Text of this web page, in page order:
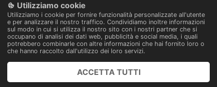
Con tecnologia
PRENOTA
Utilizziamo cookie
Utilizziamo i cookie per fornire funzionalità personalizzate all'utente
e per analizzare il nostro traffico. Condividiamo inoltre informazioni
sul modo in cui si utilizza il nostro sito con i nostri partner che si
occupano di analisi dei dati web, pubblicità e social media, i quali
potrebbero combinarle con altre informazioni che hai fornito loro o
che hanno raccolto dall'utilizzo dei loro servizi.
ACCETTA TUTTI